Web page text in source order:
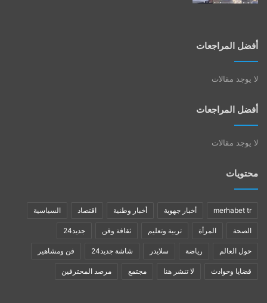
أفضل المراجعات
لا يوجد مقالات
أفضل المراجعات
لا يوجد مقالات
محتويات
merhabet tr أخبار جهوية أخبار وطنية اقتصاد السياسية
الصحة المرأة تربية وتعليم ثقافة وفن جديد24
حول العالم رياضة سلايدر شاشة جديد24 فن ومشاهير
قضايا وحوادث لا تنشر هنا مجتمع مرصد المحترفين